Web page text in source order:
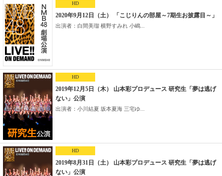
HD
2020年9月12日（土） 「こじりんの部屋～7期生お披露目～」
出演者：白間美瑠 横野すみれ 小嶋...
HD
2019年12月5日（木） 山本彩プロデュース 研究生「夢は逃げ
ない」公演
出演者：小川結夏 坂本夏海 三宅ゆ...
HD
2019年8月31日（土） 山本彩プロデュース 研究生「夢は逃げ
ない」公演